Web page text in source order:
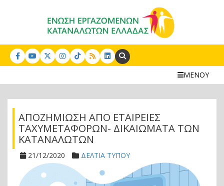
Search:
ΜΕΝΟΥ
ΑΠΟΖΗΜΙΩΣΗ ΑΠΟ ΕΤΑΙΡΕΙΕΣ
ΤΑΧΥΜΕΤΑΦΟΡΩΝ- ΔΙΚΑΙΩΜΑΤΑ ΤΩΝ
ΚΑΤΑΝΑΛΩΤΩΝ
21/12/2020 ΔΕΛΤΙΑ ΤΥΠΟΥ